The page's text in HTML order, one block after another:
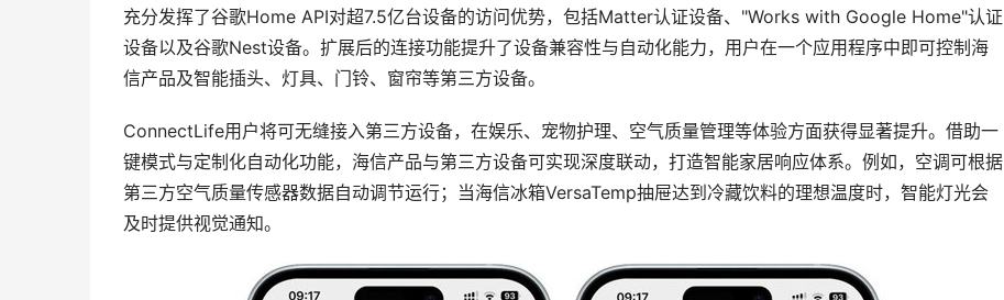
充分发挥了谷歌Home API对超7.5亿台设备的访问优势，包括Matter认证设备、"Works with Google Home"认证
设备以及谷歌Nest设备。扩展后的连接功能提升了设备兼容性与自动化能力，用户在一个应用程序中即可控制海
信产品及智能插头、灯具、门铃、窗帘等第三方设备。
ConnectLife用户将可无缝接入第三方设备，在娱乐、宠物护理、空气质量管理等体验方面获得显著提升。借助一
键模式与定制化自动化功能，海信产品与第三方设备可实现深度联动，打造智能家居响应体系。例如，空调可根据
第三方空气质量传感器数据自动调节运行；当海信冰箱VersaTemp抽屉达到冷藏饮料的理想温度时，智能灯光会
及时提供视觉通知。